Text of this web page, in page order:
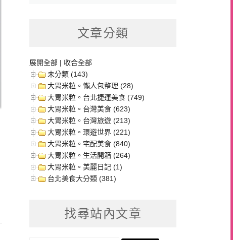
文章分類
展開全部 | 收合全部
未分類 (143)
大胃米粒。懶人包整理 (28)
大胃米粒。台北捷運美食 (749)
大胃米粒。台灣美食 (623)
大胃米粒。台灣旅遊 (213)
大胃米粒。環遊世界 (221)
大胃米粒。宅配美食 (840)
大胃米粒。生活開箱 (264)
大胃米粒。美麗日記 (1)
台北美食大分類 (381)
找尋站內文章